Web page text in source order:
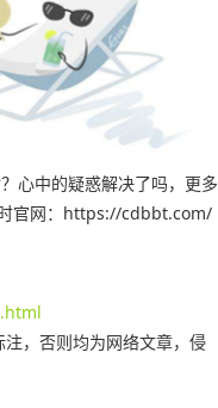
心中的疑惑解决了吗，更多
时官网：https://cdbbt.com/
注，否则均为网络文章，侵